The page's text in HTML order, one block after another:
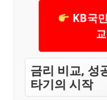
KB국
금리 비교, 성
타기의 시작